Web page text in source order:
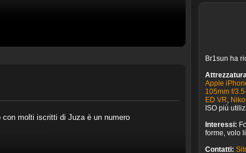
molti iscritti di Juza è un numero
Br1sun ha
Apple
105mm f/
ED VR,
ISO più
Interessi:
forme, volo
Contatti: